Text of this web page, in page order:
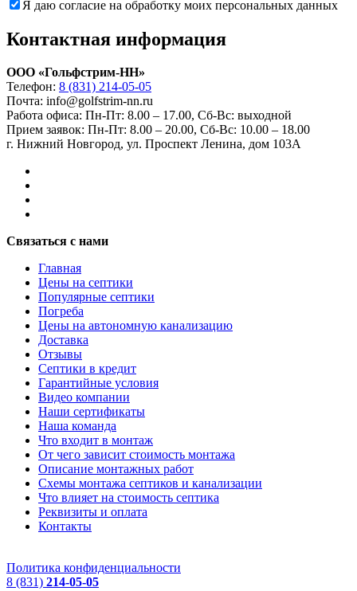
Я даю согласие на обработку моих персональных данных
Контактная информация
ООО «Гольфстрим-НН»
Телефон: 8 (831) 214-05-05
Почта: info@golfstrim-nn.ru
Работа офиса: Пн-Пт: 8.00 – 17.00, Сб-Вс: выходной
Прием заявок: Пн-Пт: 8.00 – 20.00, Сб-Вс: 10.00 – 18.00
г. Нижний Новгород, ул. Проспект Ленина, дом 103А
Связаться с нами
Главная
Цены на септики
Популярные септики
Погреба
Цены на автономную канализацию
Доставка
Отзывы
Септики в кредит
Гарантийные условия
Видео компании
Наши сертификаты
Наша команда
Что входит в монтаж
От чего зависит стоимость монтажа
Описание монтажных работ
Схемы монтажа септиков и канализации
Что влияет на стоимость септика
Реквизиты и оплата
Контакты
Политика конфиденциальности
8 (831) 214-05-05